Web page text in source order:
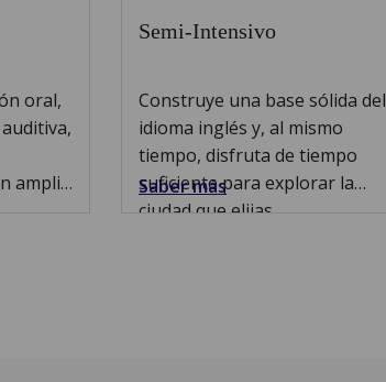
oral,
amplio
Semi-Intensivo
Construye una base sólida del
idioma inglés y, al mismo
tiempo, disfruta de tiempo
suficiente para explorar la
ciudad que elijas.
Saber más